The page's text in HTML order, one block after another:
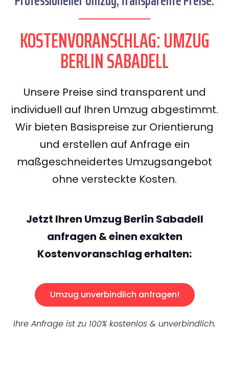
KOSTENVORANSCHLAG: UMZUG
BERLIN SABADELL
Unsere Preise sind transparent und
individuell auf Ihren Umzug abgestimmt.
Wir bieten Basispreise zur Orientierung
und erstellen auf Anfrage ein
maßgeschneidertes Umzugsangebot
ohne versteckte Kosten.
Jetzt Ihren Umzug Berlin Sabadell
anfragen & einen exakten
Kostenvoranschlag erhalten:
Umzug unverbindlich anfragen!
Ihre Anfrage ist zu 100% kostenlos & unverbindlich.